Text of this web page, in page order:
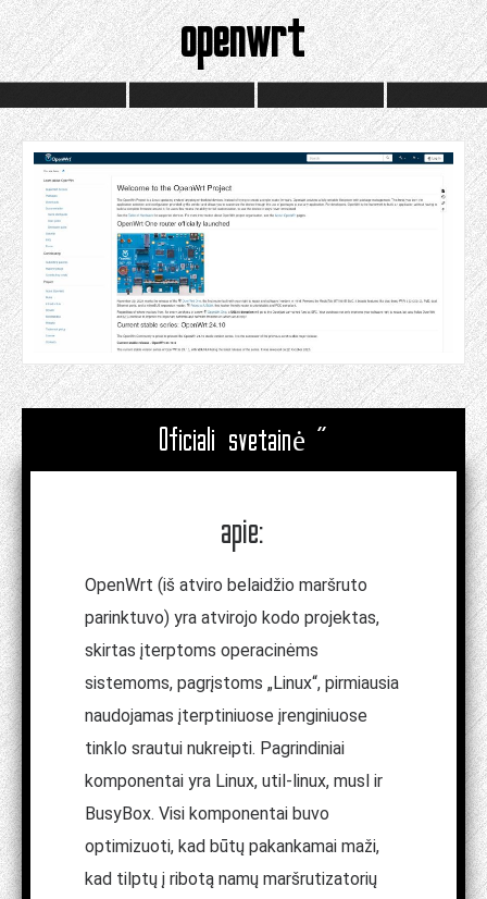
openwrt
Oficiali svetainė "
apie:
OpenWrt (iš atviro belaidžio maršruto
parinktuvo) yra atvirojo kodo projektas,
skirtas įterptoms operacinėms
sistemoms, pagrįstoms „Linux“, pirmiausia
naudojamas įterptiniuose įrenginiuose
tinklo srautui nukreipti. Pagrindiniai
komponentai yra Linux, util-linux, musl ir
BusyBox. Visi komponentai buvo
optimizuoti, kad būtų pakankamai maži,
kad tilptų į ribotą namų maršrutizatorių